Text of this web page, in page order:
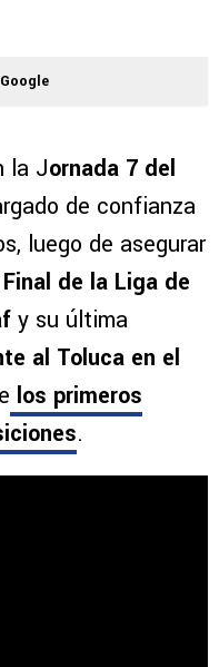
la Jornada 7 del
de confianza
luego de asegurar
de la Liga de
y su última
al Toluca en el
los primeros
.